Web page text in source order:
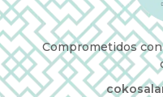
Comprometidos